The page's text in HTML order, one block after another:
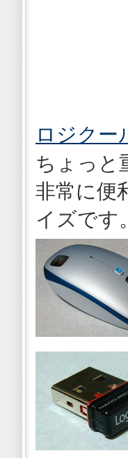
ロジクー
ちょっと
非常に便
イズです。